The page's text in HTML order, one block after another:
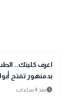
school
مدارس وجامعات
اعرف كليتك..
بدمنهور تفتح
المستقبل أمام
scheduleمنذ 4 ساعات